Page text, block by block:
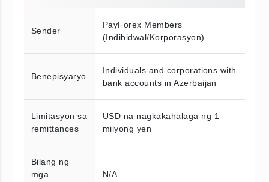
Sender
PayForex Members
(Indibidwal/Korporasyon)
Benepisyaryo
Individuals and corporations with
bank accounts in Azerbaijan
Limitasyon sa
remittances
USD na nagkakahalaga ng 1
milyong yen
Bilang ng
mga
N/A